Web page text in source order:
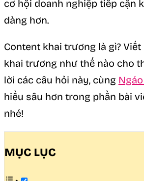
cơ hội doanh nghiệp tiếp cận
dàng hơn.
Content khai trương là gì?
khai trương như thế nào cho
lời các câu hỏi này, cùng
hiểu sâu hơn trong phần bài
nhé!
MỤC LỤC